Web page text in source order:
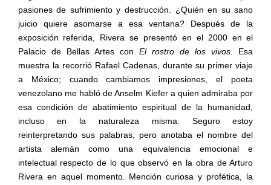
pasiones de sufrimiento y destrucción. ¿Quién en su sano
juicio quiere asomarse a esa ventana? Después de la
exposición referida, Rivera se presentó en el 2000 en el
Palacio de Bellas Artes con El rostro de los vivos. Esa
muestra la recorrió Rafael Cadenas, durante su primer viaje
a México; cuando cambiamos impresiones, el poeta
venezolano me habló de Anselm Kiefer a quien admiraba por
esa condición de abatimiento espiritual de la humanidad,
incluso en la naturaleza misma. Seguro estoy
reinterpretando sus palabras, pero anotaba el nombre del
artista alemán como una equivalencia emocional e
intelectual respecto de lo que observó en la obra de Arturo
Rivera en aquel momento. Mención curiosa y profética, la